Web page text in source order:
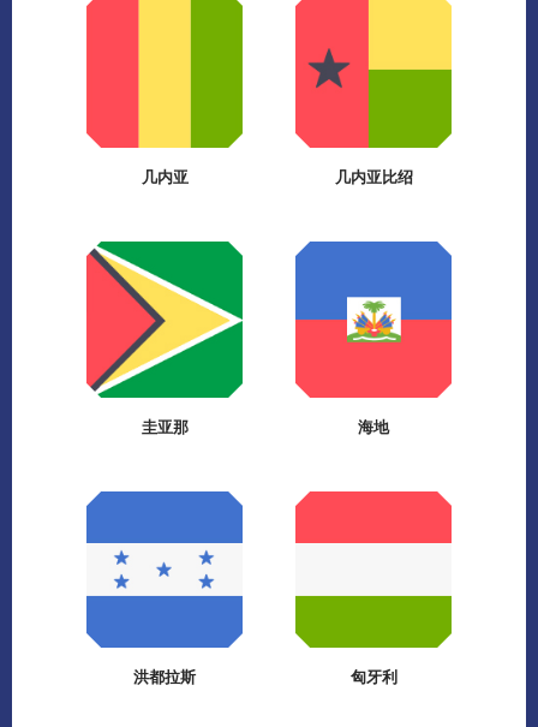
几内亚 几内亚比绍
圭亚那 海地
洪都拉斯 匈牙利